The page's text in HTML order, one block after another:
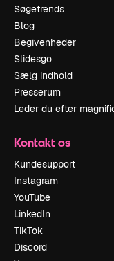
Søgetrends
Blog
Begivenheder
Slidesgo
Sælg indhold
Presserum
Leder du efter
Kontakt os
Kundesupport
Instagram
YouTube
LinkedIn
TikTok
Discord